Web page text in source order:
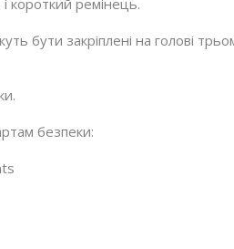
короткий ремінець.
бути закріплені на голові
безпеки: